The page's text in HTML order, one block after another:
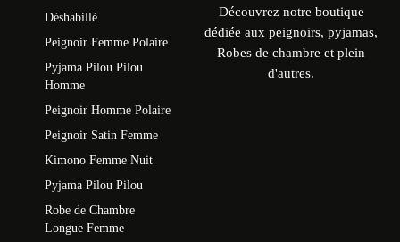
Déshabillé
Peignoir Femme Polaire
Pyjama Pilou Pilou
Homme
Peignoir Homme Polaire
Peignoir Satin Femme
Kimono Femme Nuit
Pyjama Pilou Pilou
Robe de Chambre
Longue Femme
Découvrez notre boutique
dédiée aux peignoirs, pyjamas,
Robes de chambre et plein
d'autres.